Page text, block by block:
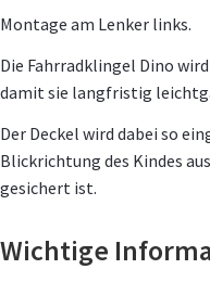
Montage am Lenker links.
Die Fahrradklingel Dino
damit sie langfristig
Der Deckel wird dabei so
Blickrichtung des Kindes
gesichert ist.
Wichtige